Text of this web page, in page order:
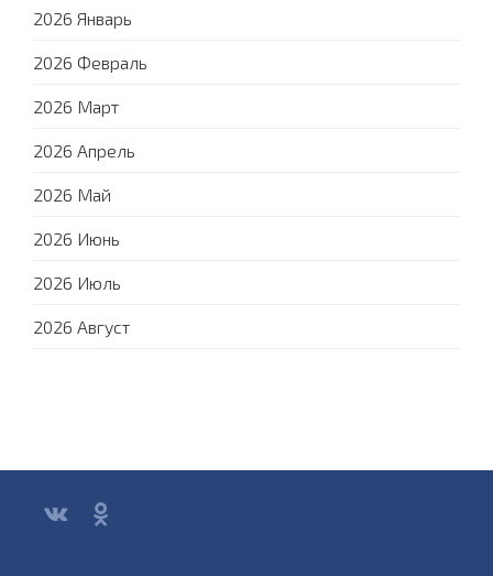
2026 Январь
2026 Февраль
2026 Март
2026 Апрель
2026 Май
2026 Июнь
2026 Июль
2026 Август